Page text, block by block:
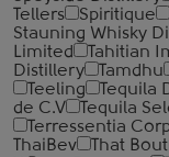
Tellers
Spiritique
Stauning Whisky
Limited
Tahitian
Distillery
Tamdhu
Teeling
Tequila
de C.V
Tequila
Terressentia
ThaiBev
That